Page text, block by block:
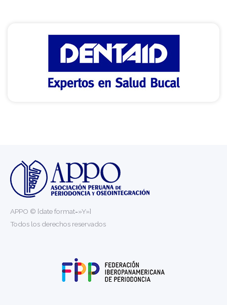
APPO © [date format=»Y»]
Todos los derechos reservados